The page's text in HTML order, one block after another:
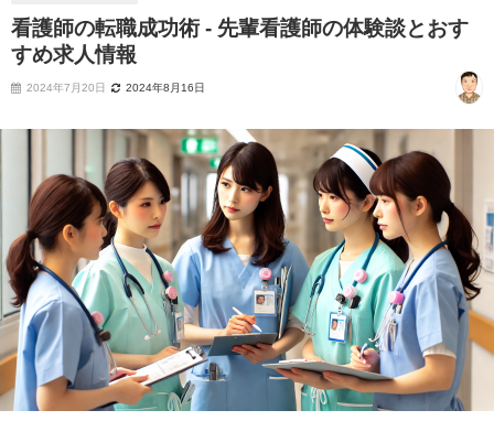
看護師の転職成功術 - 先輩看護師の体験談とおす
すめ求人情報
2024年7月20日 2024年8月16日